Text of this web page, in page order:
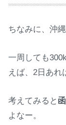
ちなみに、沖
一周しても
えば、2日あれ
考えてみると
よなー。